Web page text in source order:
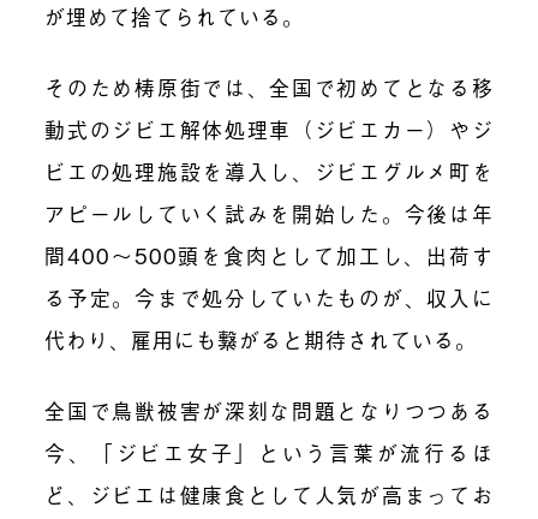
が埋めて捨てられている。
そのため梼原街では、全国で初めてとなる移
動式のジビエ解体処理車（ジビエカー）やジ
ビエの処理施設を導入し、ジビエグルメ町を
アピールしていく試みを開始した。今後は年
間400〜500頭を食肉として加工し、出荷す
る予定。今まで処分していたものが、収入に
代わり、雇用にも繋がると期待されている。
全国で鳥獣被害が深刻な問題となりつつある
今、「ジビエ女子」という言葉が流行るほ
ど、ジビエは健康食として人気が高まってお